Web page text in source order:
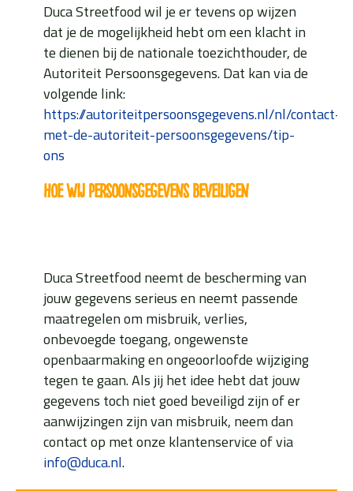
Duca Streetfood wil je er tevens op wijzen
dat je de mogelijkheid hebt om een klacht in
te dienen bij de nationale toezichthouder, de
Autoriteit Persoonsgegevens. Dat kan via de
volgende link:
https://autoriteitpersoonsgegevens.nl/nl/contact-
met-de-autoriteit-persoonsgegevens/tip-
ons
Hoe wij persoonsgegevens beveiligen
Duca Streetfood neemt de bescherming van
jouw gegevens serieus en neemt passende
maatregelen om misbruik, verlies,
onbevoegde toegang, ongewenste
openbaarmaking en ongeoorloofde wijziging
tegen te gaan. Als jij het idee hebt dat jouw
gegevens toch niet goed beveiligd zijn of er
aanwijzingen zijn van misbruik, neem dan
contact op met onze klantenservice of via
info@duca.nl.